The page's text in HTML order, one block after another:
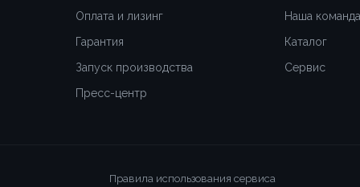
Оплата и лизинг
Гарантия
Запуск производства
Пресс-центр
Наша команда
Каталог
Сервис
Правила использования сервиса